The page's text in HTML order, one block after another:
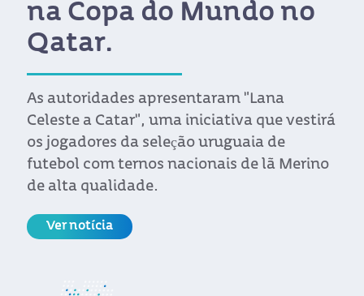
na Copa do Mundo no
Qatar.
As autoridades apresentaram "Lana
Celeste a Catar", uma iniciativa que vestirá
os jogadores da seleção uruguaia de
futebol com ternos nacionais de lã Merino
de alta qualidade.
Ver notícia